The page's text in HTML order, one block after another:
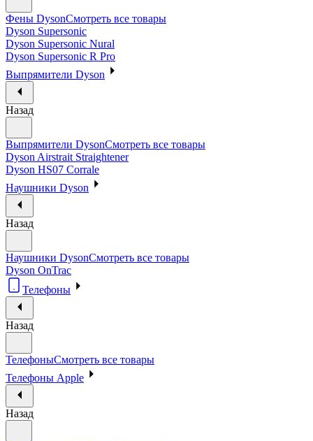
Фены DysonСмотреть все товары
Dyson Supersonic
Dyson Supersonic Nural
Dyson Supersonic R Pro
Выпрямители Dyson
Назад
Выпрямители DysonСмотреть все товары
Dyson Airstrait Straightener
Dyson HS07 Corrale
Наушники Dyson
Назад
Наушники DysonСмотреть все товары
Dyson OnTrac
Телефоны
Назад
ТелефоныСмотреть все товары
Телефоны Apple
Назад